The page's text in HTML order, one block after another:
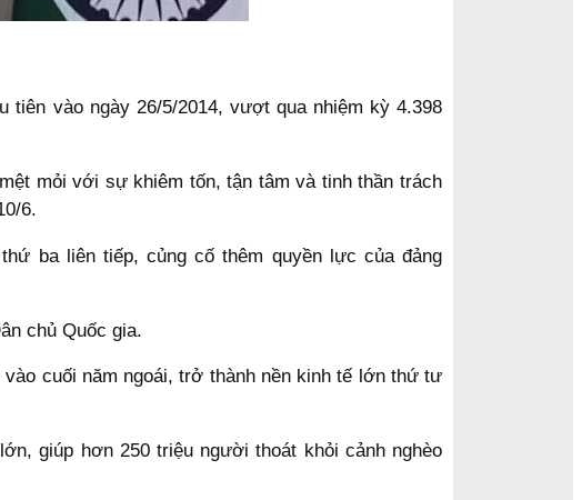
vào ngày 26/5/2014, vượt qua nhiệm kỳ 4.398
mỏi với sự khiêm tốn, tận tâm và tinh thần trách
6.
ba liên tiếp, củng cố thêm quyền lực của đảng
chủ Quốc gia.
cuối năm ngoái, trở thành nền kinh tế lớn thứ tư
giúp hơn 250 triệu người thoát khỏi cảnh nghèo